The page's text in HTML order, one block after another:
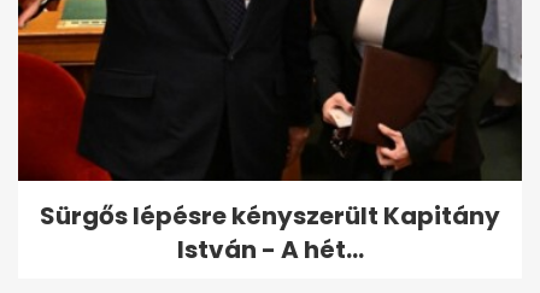
Sürgős lépésre kényszerült Kapitány
István - A hét...